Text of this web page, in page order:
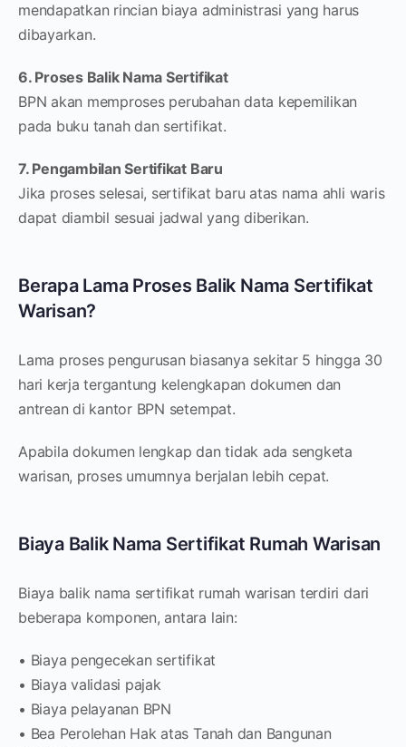
mendapatkan rincian biaya administrasi yang harus
dibayarkan.
6. Proses Balik Nama Sertifikat
BPN akan memproses perubahan data kepemilikan
pada buku tanah dan sertifikat.
7. Pengambilan Sertifikat Baru
Jika proses selesai, sertifikat baru atas nama ahli waris
dapat diambil sesuai jadwal yang diberikan.
Berapa Lama Proses Balik Nama Sertifikat
Warisan?
Lama proses pengurusan biasanya sekitar 5 hingga 30
hari kerja tergantung kelengkapan dokumen dan
antrean di kantor BPN setempat.
Apabila dokumen lengkap dan tidak ada sengketa
warisan, proses umumnya berjalan lebih cepat.
Biaya Balik Nama Sertifikat Rumah Warisan
Biaya balik nama sertifikat rumah warisan terdiri dari
beberapa komponen, antara lain:
• Biaya pengecekan sertifikat
• Biaya validasi pajak
• Biaya pelayanan BPN
• Bea Perolehan Hak atas Tanah dan Bangunan